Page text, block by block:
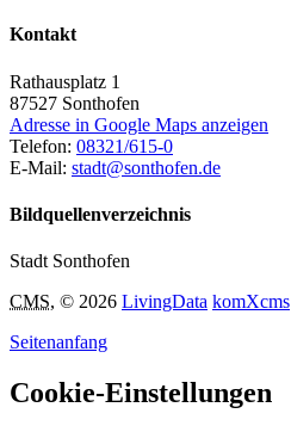
Kontakt
Rathausplatz 1
87527 Sonthofen
Adresse in Google Maps anzeigen
Telefon: 08321/615-0
E-Mail: stadt@sonthofen.de
Bildquellenverzeichnis
Stadt Sonthofen
CMS, © 2026 LivingData komXcms
Seitenanfang
Cookie-Einstellungen